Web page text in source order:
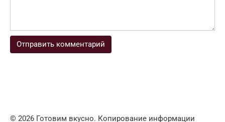
© 2026 Готовим вкусно. Копирование информации